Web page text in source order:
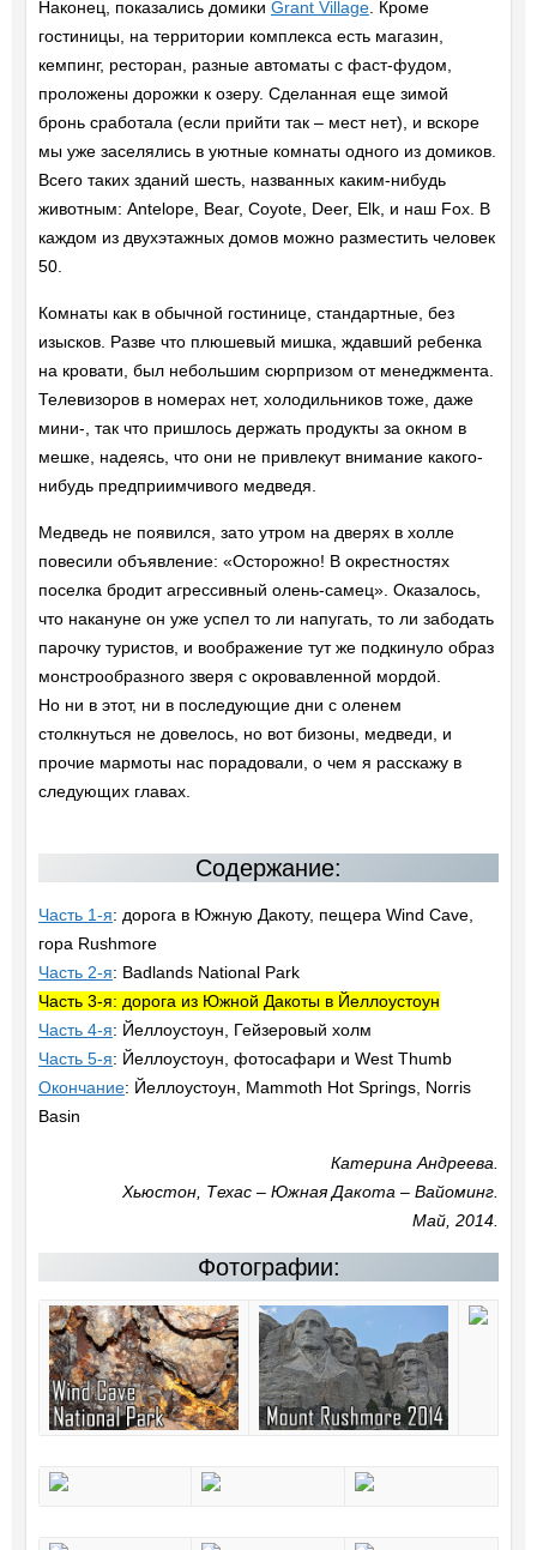
Наконец, показались домики Grant Village. Кроме
гостиницы, на территории комплекса есть магазин,
кемпинг, ресторан, разные автоматы с фаст-фудом,
проложены дорожки к озеру. Сделанная еще зимой
бронь сработала (если прийти так – мест нет), и вскоре
мы уже заселялись в уютные комнаты одного из домиков.
Всего таких зданий шесть, названных каким-нибудь
животным: Antelope, Bear, Coyote, Deer, Elk, и наш Fox. В
каждом из двухэтажных домов можно разместить человек
50.
Комнаты как в обычной гостинице, стандартные, без
изысков. Разве что плюшевый мишка, ждавший ребенка
на кровати, был небольшим сюрпризом от менеджмента.
Телевизоров в номерах нет, холодильников тоже, даже
мини-, так что пришлось держать продукты за окном в
мешке, надеясь, что они не привлекут внимание какого-
нибудь предприимчивого медведя.
Медведь не появился, зато утром на дверях в холле
повесили объявление: «Осторожно! В окрестностях
поселка бродит агрессивный олень-самец». Оказалось,
что накануне он уже успел то ли напугать, то ли забодать
парочку туристов, и воображение тут же подкинуло образ
монстрообразного зверя с окровавленной мордой.
Но ни в этот, ни в последующие дни с оленем
столкнуться не довелось, но вот бизоны, медведи, и
прочие мармоты нас порадовали, о чем я расскажу в
следующих главах.
Содержание:
Часть 1-я: дорога в Южную Дакоту, пещера Wind Cave,
гора Rushmore
Часть 2-я: Badlands National Park
Часть 3-я: дорога из Южной Дакоты в Йеллоустоун
Часть 4-я: Йеллоустоун, Гейзеровый холм
Часть 5-я: Йеллоустоун, фотосафари и West Thumb
Окончание: Йеллоустоун, Mammoth Hot Springs, Norris
Basin
Катерина Андреева.
Хьюстон, Техас – Южная Дакота – Вайоминг.
Май, 2014.
Фотографии: